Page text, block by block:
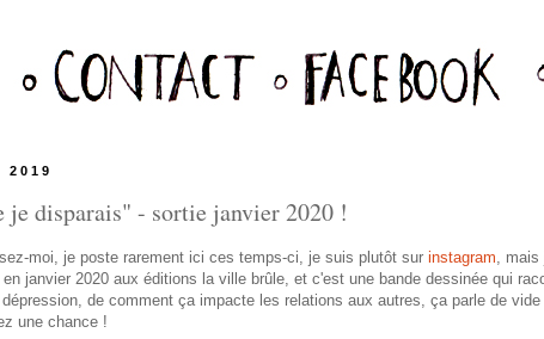
2019
je disparais" - sortie janvier 2020 !
moi, je poste rarement ici ces temps-ci, je suis plutôt sur instagram, mais
janvier 2020 aux éditions la ville brûle, et c'est une bande dessinée qui
de comment ça impacte les relations aux autres, ça parle de
une chance !